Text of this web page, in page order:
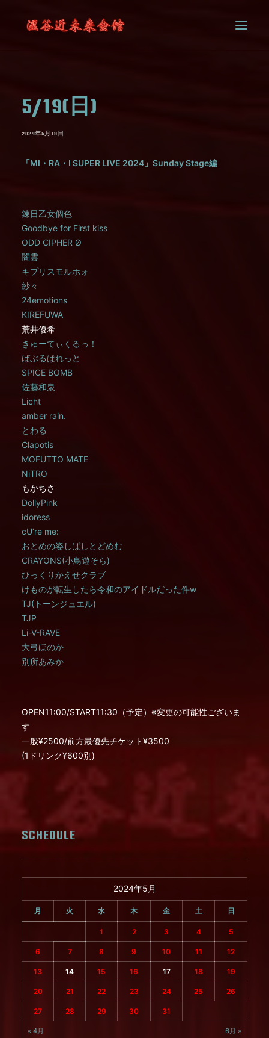
CONTACT5/19(日)
2024年5月19日
「MI ・ RA ・ I SUPER LIVE 2024 」Sunday Stage編
錬日乙女個色
Goodbye for First kiss
ODD CIPHER Ø
闇雲
キプリスモルホォ
紗々
24emotions
KIREFUWA
荒井優希
きゅーてぃくるっ！
ばぶるぱれっと
SPICE BOMB
佐藤和泉
Licht
amber rain.
とわる
Clapotis
MOFUTTO MATE
NiTRO
もかちさ
DollyPink
idoress
cU’re me:
おとめの姿しばしとどめむ
CRAYONS(小鳥遊そら)
ひっくりかえせクラブ
けものが転生したら令和のアイドルだった件w
TJ(トーンジュエル)
TJP
Li-V-RAVE
大弓ほのか
別所あみか
OPEN11:00/START11:30（予定）※変更の可能性ございま
す
一般¥2500/前方最優先チケット¥3500
(1ドリンク¥600別)
SCHEDULE
2024年5月
月 火 水 木 金 土 日
1 2 3 4 5
6 7 8 9 10 11 12
13 14 15 16 17 18 19
20 21 22 23 24 25 26
27 28 29 30 31
« 4月 6月 »